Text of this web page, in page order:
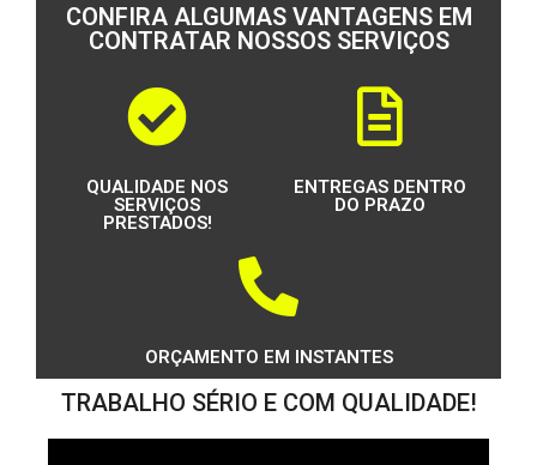
CONFIRA ALGUMAS VANTAGENS EM
CONTRATAR NOSSOS SERVIÇOS
QUALIDADE NOS
SERVIÇOS
PRESTADOS!
ENTREGAS DENTRO
DO PRAZO
ORÇAMENTO EM INSTANTES
TRABALHO SÉRIO E COM QUALIDADE!